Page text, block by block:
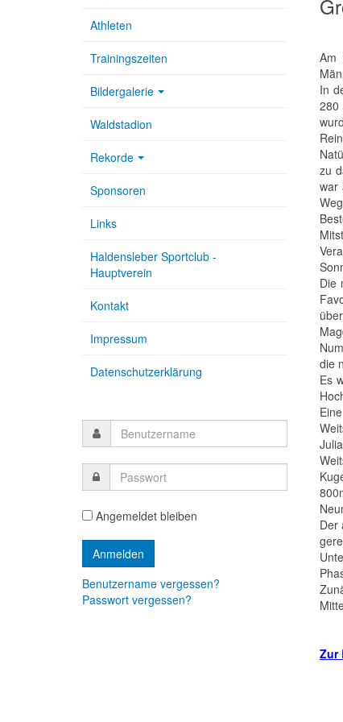
Am
In
280
zu
war
Die
die
Es
Der
Zur
Athleten
Trainingszeiten
Bildergalerie
Waldstadion
Rekorde
Sponsoren
Links
Haldensleber Sportclub -
Hauptverein
Kontakt
Impressum
Datenschutzerklärung
Angemeldet bleiben
Benutzername vergessen?
Passwort vergessen?